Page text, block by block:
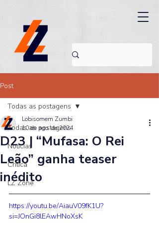
Post
Todas as postagens
Noticias
Crítica
LZ Zone
Todas as postagens
D23 | “Mufasa: O Rei
Leão” ganha teaser
inédito
Lobisomem Zumbi
10 de ago. de 2024
https://youtu.be/AiauV09fK1U?
si=JOnGi8lEAwHNoXsK